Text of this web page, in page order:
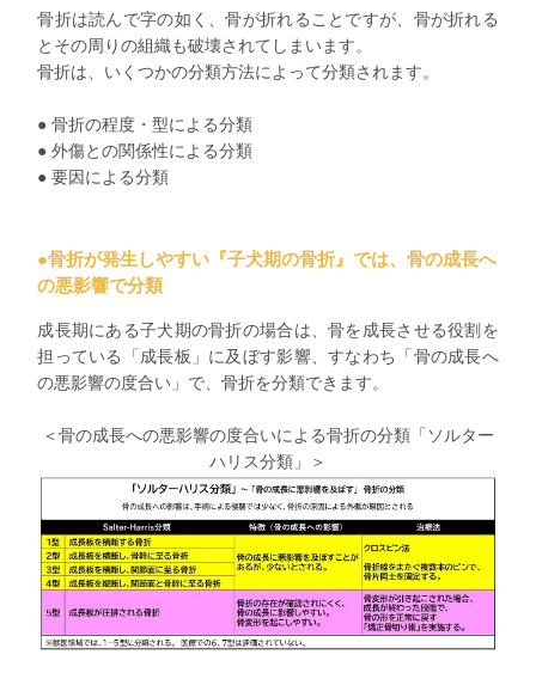
骨折は読んで字の如く、骨が折れることですが、骨が折れる
とその周りの組織も破壊されてしまいます。
骨折は、いくつかの分類方法によって分類されます。
● 骨折の程度・型による分類
● 外傷との関係性による分類
● 要因による分類
●骨折が発生しやすい『子犬期の骨折』では、骨の成長へ
の悪影響で分類
成長期にある子犬期の骨折の場合は、骨を成長させる役割を
担っている「成長板」に及ぼす影響、すなわち「骨の成長へ
の悪影響の度合い」で、骨折を分類できます。
＜骨の成長への悪影響の度合いによる骨折の分類「ソルター
ハリス分類」＞